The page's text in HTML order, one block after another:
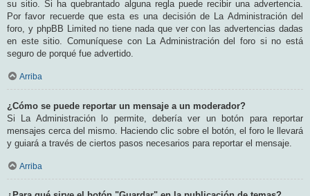
su sitio. Si ha quebrantado alguna regla puede recibir una advertencia.
Por favor recuerde que esta es una decisión de La Administración del
foro, y phpBB Limited no tiene nada que ver con las advertencias dadas
en este sitio. Comuníquese con La Administración del foro si no está
seguro de porqué fue advertido.
Arriba
¿Cómo se puede reportar un mensaje a un moderador?
Si La Administración lo permite, debería ver un botón para reportar
mensajes cerca del mismo. Haciendo clic sobre el botón, el foro le llevará
y guiará a través de ciertos pasos necesarios para reportar el mensaje.
Arriba